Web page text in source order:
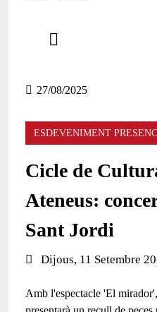
27/08/2025
ESDEVENIMENT
Cicle de
Ateneus:
Sant Jordi
Data de l'esdeveniment:
Dijous, 11 Setembre
Amb l'espectacle 'El